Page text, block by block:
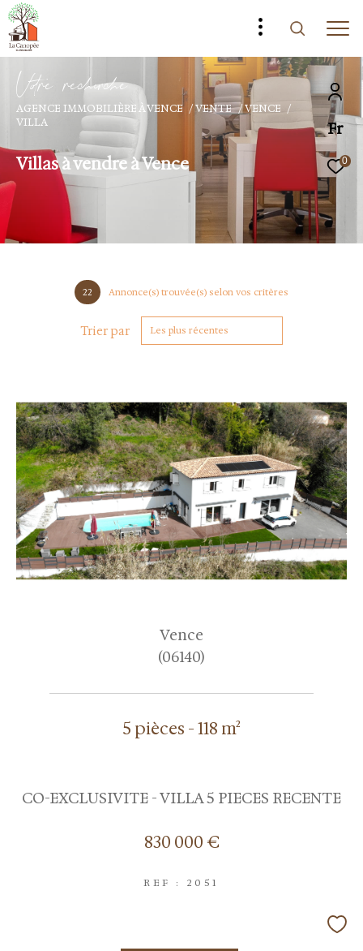
Fr
0
Vore recece
AGENCE IMMOBILIÈRE À VENCE VENTE
VENCE
VILLA
Villas à vendre à Vence
22 Annonce(s) trouvée(s) selon vos critères
Trier par Les plus récentes
Vence
(06140)
5 pièces - 118 m²
CO-EXCLUSIVITE - VILLA 5 PIECES RECENTE
830 000 €
REF : 2051